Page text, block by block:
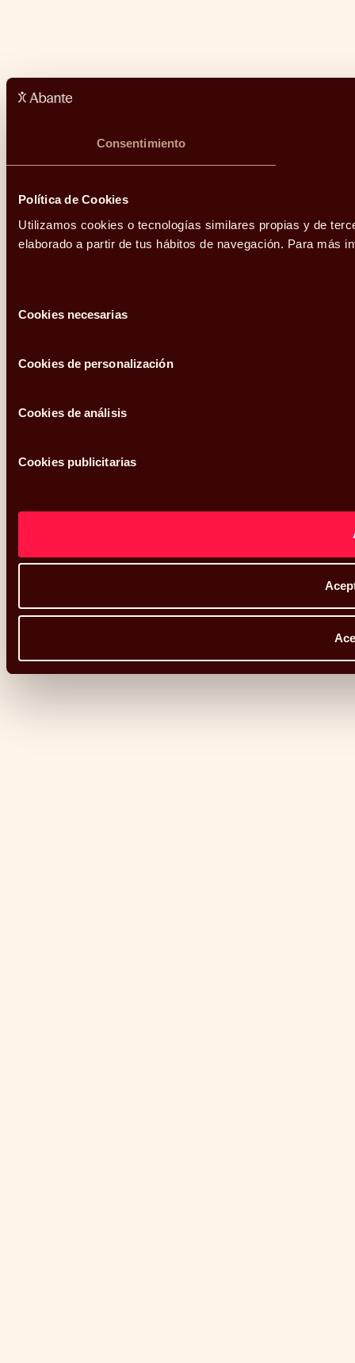
Consentimiento
Política de Cookies
Utilizamos cookies o tecnologías similares propias y de
elaborado a partir de tus hábitos de navegación. Para más
deCookies necesarias
Cookies de personalización
Cookies de análisis
Cookies publicitarias